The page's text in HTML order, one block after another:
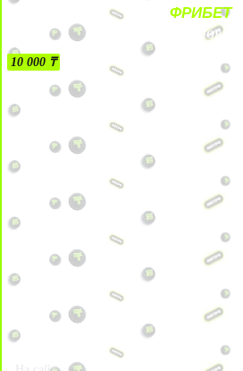
ФРИБЕТ
БЕЗ УСЛОВИЙ
10 000 ₸